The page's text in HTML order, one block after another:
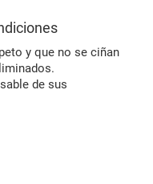
y que no se ciñan
de sus